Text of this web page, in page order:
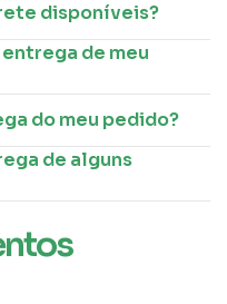
disponíveis?
de meu
do meu pedido?
de alguns